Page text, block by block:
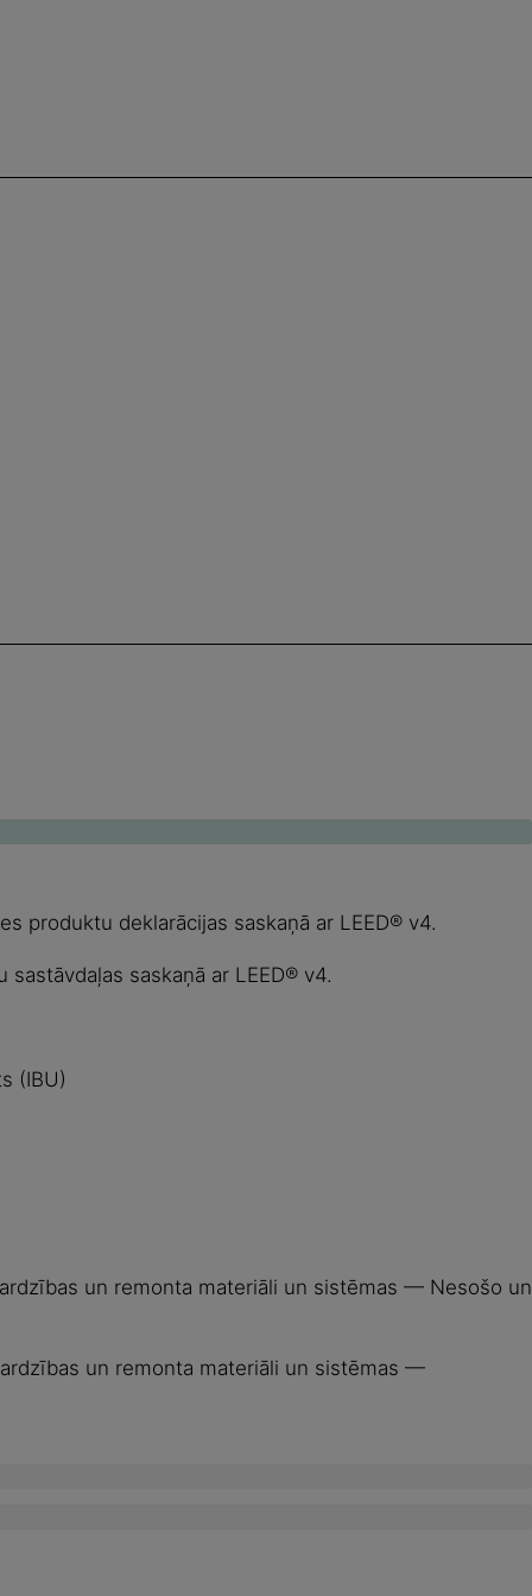
produktu deklarācijas saskaņā ar LEED® v4.
saskaņā ar LEED® v4.
(IBU)
un remonta materiāli un sistēmas — Nesošo un
un remonta materiāli un sistēmas —